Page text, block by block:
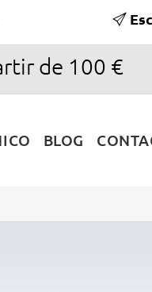
de 100 €
BLOG